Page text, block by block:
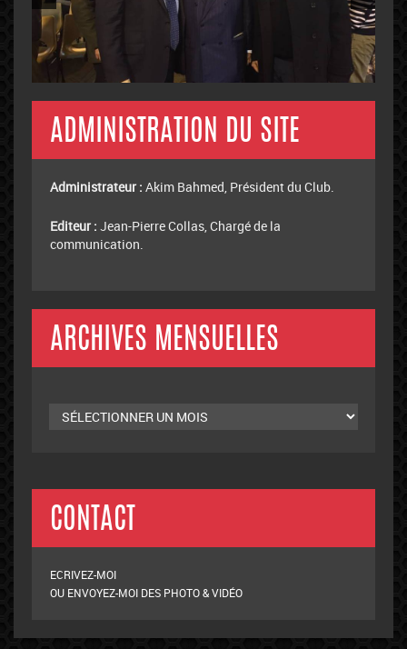
ADMINISTRATION DU SITE
Administrateur : Akim Bahmed, Président du Club.
Editeur : Jean-Pierre Collas, Chargé de la
communication.
ARCHIVES MENSUELLES
CONTACT
ECRIVEZ-MOI
OU ENVOYEZ-MOI DES PHOTO & VIDÉO